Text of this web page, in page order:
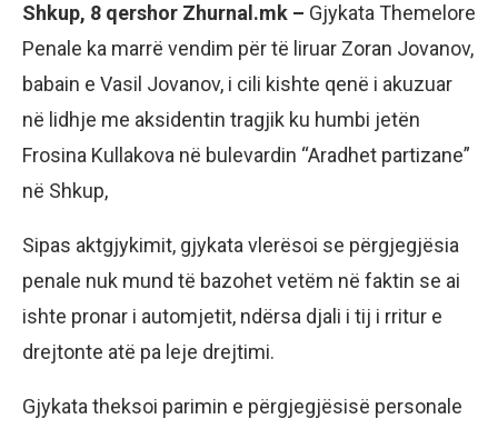
Shkup, 8 qershor Zhurnal.mk – Gjykata Themelore
Penale ka marrë vendim për të liruar Zoran Jovanov,
babain e Vasil Jovanov, i cili kishte qenë i akuzuar
në lidhje me aksidentin tragjik ku humbi jetën
Frosina Kullakova në bulevardin “Aradhet partizane”
në Shkup,
Sipas aktgjykimit, gjykata vlerësoi se përgjegjësia
penale nuk mund të bazohet vetëm në faktin se ai
ishte pronar i automjetit, ndërsa djali i tij i rritur e
drejtonte atë pa leje drejtimi.
Gjykata theksoi parimin e përgjegjësisë personale